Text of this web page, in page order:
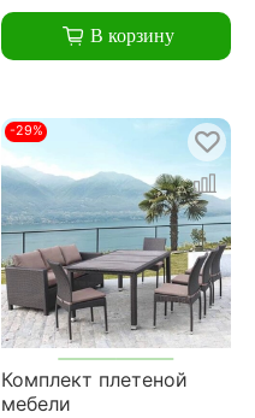
В корзину
-29%
Комплект плетеной
мебели